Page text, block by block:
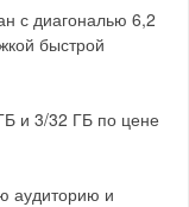
с диагональю 6,2
быстрой
и 3/32 ГБ по цене
аудиторию и